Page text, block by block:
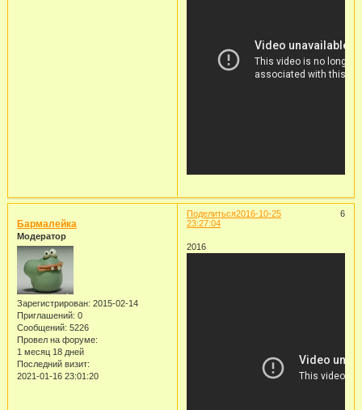
Поделиться 6
2016-10-25
23:27:04
Бармалейка
Модератор
Зарегистрирован: 2015-02-14
Приглашений: 0
Сообщений: 5226
Провел на форуме:
1 месяц 18 дней
Последний визит:
2021-01-16 23:01:20
2016